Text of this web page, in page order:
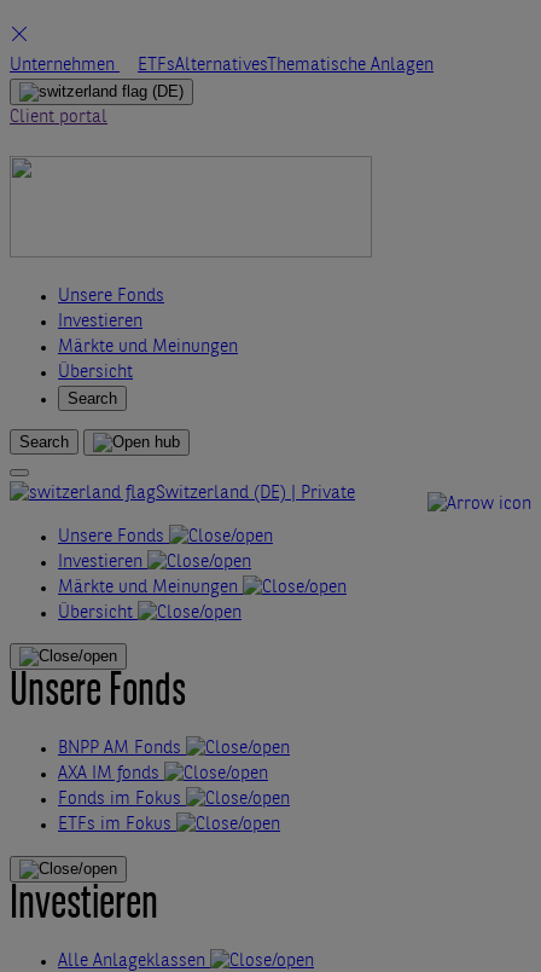
Skip
to
content
Unternehmen ETFsAlternatives Thematische Anlagen
(DE)
Client portal
Unsere Fonds
Investieren
Märkte und Meinungen
Übersicht
Search
Search
Switzerland (DE) | Private
Unsere Fonds
Investieren
Märkte und Meinungen
Übersicht
Unsere Fonds
BNPP AM Fonds
AXA IM fonds
Fonds im Fokus
ETFs im Fokus
Investieren
Alle Anlageklassen